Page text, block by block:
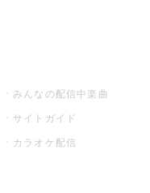
みんなの配信中楽曲
サイトガイド
カラオケ配信